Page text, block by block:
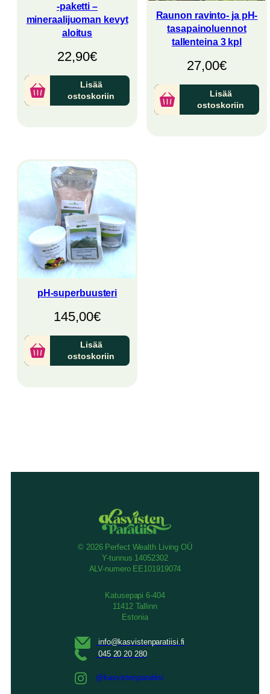
-paketti –
mineraalijuoman kevyt
aloitus
22,90€
Lisää
ostoskoriin
Raunon ravinto- ja pH-
tasapainoluennot
tallenteina 3 kpl
27,00€
Lisää
ostoskoriin
pH-superbuusteri
145,00€
Lisää
ostoskoriin
© 2026 Perfect Wealth Living OÜ
Y-tunnus 14052302
ALV-numero EE101919074
Katusepapi 6-404
11412 Tallinn
Estonia
@kasvistenparatiisi